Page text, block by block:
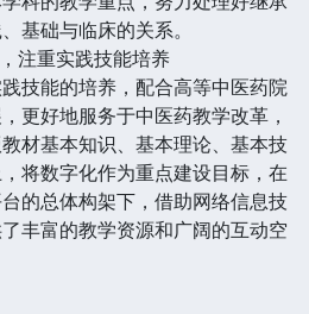
基础与临床的关系。
重实践技能培养
能的培养，配合高等中医药院
更好地服务于中医药教学改革，
材基本知识、基本理论、基本技
将数字化作为重点建设目标，在
的总体构架下，借助网络信息技
丰富的教学资源和广阔的互动空